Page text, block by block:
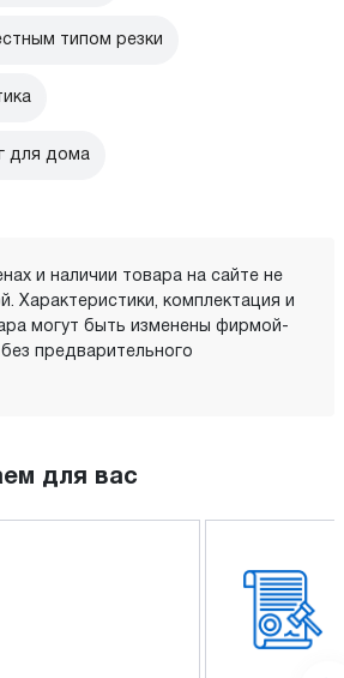
типом резки
для дома
и наличии товара на сайте не
Характеристики, комплектация и
могут быть изменены фирмой-
предварительного
для вас